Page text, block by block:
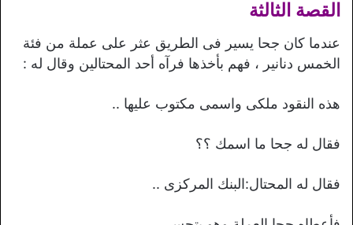
القصة الثالثة
عندما كان جحا يسير فى الطريق عثر على عملة من فئة
الخمس دنانير ، فهم بأخذها فرآه أحد المحتالين وقال له :
هذه النقود ملكى واسمى مكتوب عليها ..
فقال له جحا ما اسمك ؟؟
فقال له المحتال:البنك المركزى ..